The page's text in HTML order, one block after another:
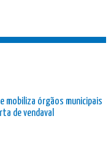
mobiliza órgãos municipais
de vendaval